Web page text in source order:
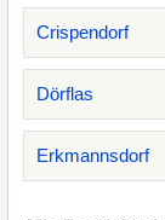
Crispendorf
Dörflas
Erkmannsdorf